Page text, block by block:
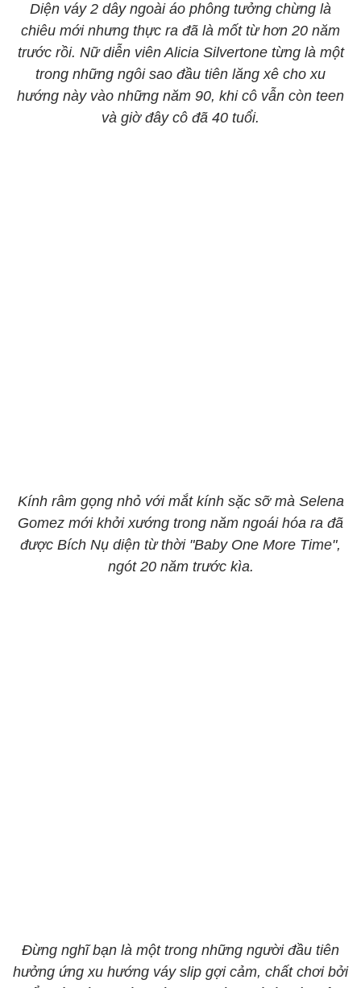
Diện váy 2 dây ngoài áo phông tưởng chừng là
chiêu mới nhưng thực ra đã là mốt từ hơn 20 năm
trước rồi. Nữ diễn viên Alicia Silvertone từng là một
trong những ngôi sao đầu tiên lăng xê cho xu
hướng này vào những năm 90, khi cô vẫn còn teen
và giờ đây cô đã 40 tuổi.
Kính râm gọng nhỏ với mắt kính sặc sỡ mà Selena
Gomez mới khởi xướng trong năm ngoái hóa ra đã
được Bích Nụ diện từ thời "Baby One More Time",
ngót 20 năm trước kìa.
Đừng nghĩ bạn là một trong những người đầu tiên
hưởng ứng xu hướng váy slip gợi cảm, chất chơi bởi